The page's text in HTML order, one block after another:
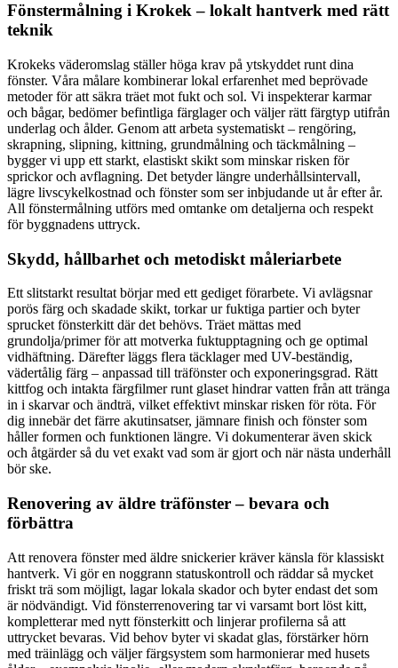
Fönstermålning i Krokek – lokalt hantverk med rätt
teknik
Krokeks väderomslag ställer höga krav på ytskyddet runt dina
fönster. Våra målare kombinerar lokal erfarenhet med beprövade
metoder för att säkra träet mot fukt och sol. Vi inspekterar karmar
och bågar, bedömer befintliga färglager och väljer rätt färgtyp utifrån
underlag och ålder. Genom att arbeta systematiskt – rengöring,
skrapning, slipning, kittning, grundmålning och täckmålning –
bygger vi upp ett starkt, elastiskt skikt som minskar risken för
sprickor och avflagning. Det betyder längre underhållsintervall,
lägre livscykelkostnad och fönster som ser inbjudande ut år efter år.
All fönstermålning utförs med omtanke om detaljerna och respekt
för byggnadens uttryck.
Skydd, hållbarhet och metodiskt måleriarbete
Ett slitstarkt resultat börjar med ett gediget förarbete. Vi avlägsnar
porös färg och skadade skikt, torkar ur fuktiga partier och byter
sprucket fönsterkitt där det behövs. Träet mättas med
grundolja/primer för att motverka fuktupptagning och ge optimal
vidhäftning. Därefter läggs flera täcklager med UV-beständig,
vädertålig färg – anpassad till träfönster och exponeringsgrad. Rätt
kittfog och intakta färgfilmer runt glaset hindrar vatten från att tränga
in i skarvar och ändträ, vilket effektivt minskar risken för röta. För
dig innebär det färre akutinsatser, jämnare finish och fönster som
håller formen och funktionen längre. Vi dokumenterar även skick
och åtgärder så du vet exakt vad som är gjort och när nästa underhåll
bör ske.
Renovering av äldre träfönster – bevara och
förbättra
Att renovera fönster med äldre snickerier kräver känsla för klassiskt
hantverk. Vi gör en noggrann statuskontroll och räddar så mycket
friskt trä som möjligt, lagar lokala skador och byter endast det som
är nödvändigt. Vid fönsterrenovering tar vi varsamt bort löst kitt,
kompletterar med nytt fönsterkitt och linjerar profilerna så att
uttrycket bevaras. Vid behov byter vi skadat glas, förstärker hörn
med träinlägg och väljer färgsystem som harmonierar med husets